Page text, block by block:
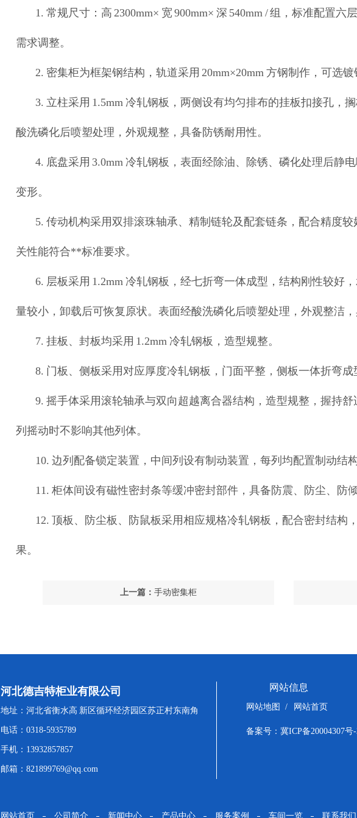
1. 常规尺寸：高 2300mm× 宽 900mm× 深 540mm / 组，标准配置
需求调整。
2. 密集柜为框架钢结构，轨道采用 20mm×20mm 方钢制作，可选
3. 立柱采用 1.5mm 冷轧钢板，两侧设有均匀排布的挂板扣接孔，
酸洗磷化后喷塑处理，外观规整，具备防锈耐用性。
4. 底盘采用 3.0mm 冷轧钢板，表面经除油、除锈、磷化处理后静
变形。
5. 传动机构采用双排滚珠轴承、精制链轮及配套链条，配合精度
关性能符合**标准要求。
6. 层板采用 1.2mm 冷轧钢板，经七折弯一体成型，结构刚性较好
量较小，卸载后可恢复原状。表面经酸洗磷化后喷塑处理，外观整洁，
7. 挂板、封板均采用 1.2mm 冷轧钢板，造型规整。
8. 门板、侧板采用对应厚度冷轧钢板，门面平整，侧板一体折弯成
9. 摇手体采用滚轮轴承与双向超越离合器结构，造型规整，握持
列摇动时不影响其他列体。
10. 边列配备锁定装置，中间列设有制动装置，每列均配置制动结
11. 柜体间设有磁性密封条等缓冲密封部件，具备防震、防尘、防倾
12. 顶板、防尘板、防鼠板采用相应规格冷轧钢板，配合密封结构
果。
上一篇：手动密集柜
河北德吉特柜业有限公司
地址：河北省衡水高 新区循环经济园区苏正村东南角
电话：0318-5935789
手机：13932857857
邮箱：821899769@qq.com
网站信息
网站地图 / 网站首页
备案号： 冀ICP备20004307号
网站首页 公司简介 新闻中心 产品中心 服务案例 车间一览 联系我们